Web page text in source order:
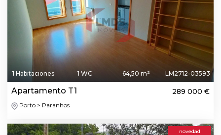
1 Habitaciones 1 WC 64,50 m² LM2712-03593
Apartamento T1 289 000 €
Porto > Paranhos
novedad